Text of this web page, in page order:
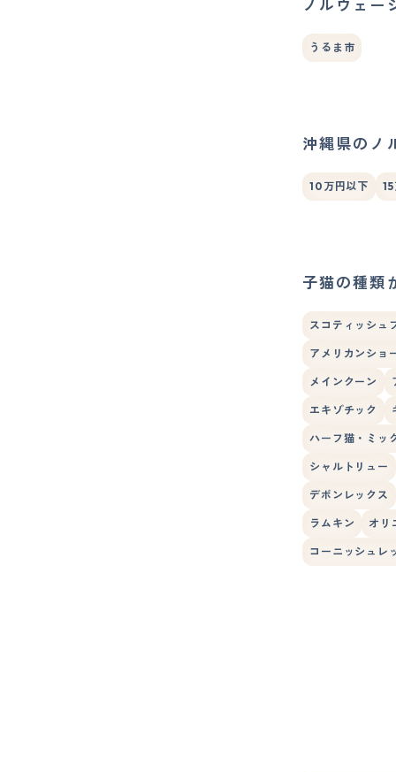
ノルウェー
うるま市
沖縄県のノ
10万円以下
子猫の種類
スコティッシュ
アメリカンショ
メインクーン
エキゾチック
ハーフ猫・ミッ
シャルトリュー
デボンレックス
ラムキン オリ
コーニッシュレ